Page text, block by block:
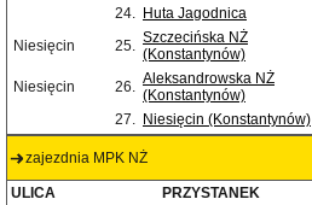
24. Huta Jagodnica
Niesięcin
25. Szczecińska NŻ
(Konstantynów)
Niesięcin
26. Aleksandrowska NŻ
(Konstantynów)
27. Niesięcin (Konstantynów)
zajezdnia MPK NŻ
ULICA PRZYSTANEK